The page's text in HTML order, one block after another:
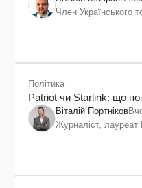
Член Українського
Політика
Patriot чи Starlink: що
Віталій Портніков
Журналіст, лауреат